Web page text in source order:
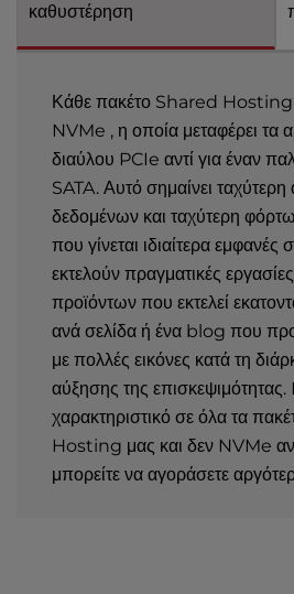
καθυστέρηση
Κάθε πακέτο Shared Hosting
NVMe , η οποία μεταφέρει τα
διαύλου PCIe αντί για έναν
SATA. Αυτό σημαίνει
δεδομένων και ταχύτερη
που γίνεται ιδιαίτερα
εκτελούν πραγματικές
προϊόντων που εκτελεί
ανά σελίδα ή ένα blog που
με πολλές εικόνες κατά τη
αύξησης της
χαρακτηριστικό σε όλα τα
Hosting μας και δεν NVMe
μπορείτε να αγοράσετε